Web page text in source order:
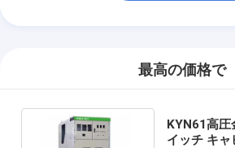
最高の価格で
KYN61高圧
イッチ キ